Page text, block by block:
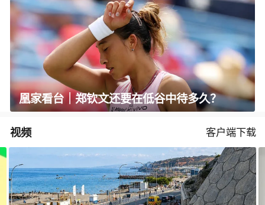
凰家看台｜郑钦文还要在低谷中待多久？
视频 客户端下载